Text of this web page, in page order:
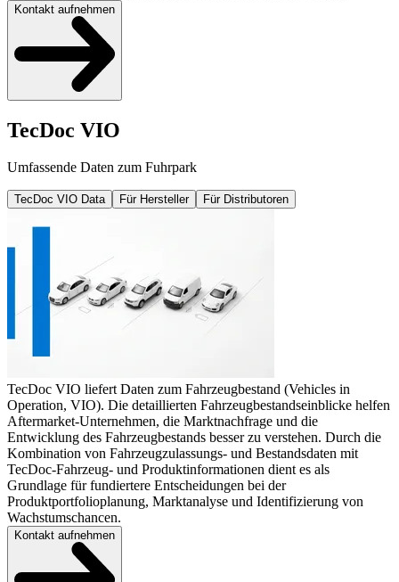
Kontakt aufnehmen
TecDoc VIO
Umfassende Daten zum Fuhrpark
TecDoc VIO Data Für Hersteller Für Distributoren
TecDoc VIO liefert Daten zum Fahrzeugbestand (Vehicles in
Operation, VIO). Die detaillierten Fahrzeugbestandseinblicke helfen
Aftermarket-Unternehmen, die Marktnachfrage und die
Entwicklung des Fahrzeugbestands besser zu verstehen. Durch die
Kombination von Fahrzeugzulassungs- und Bestandsdaten mit
TecDoc-Fahrzeug- und Produktinformationen dient es als
Grundlage für fundiertere Entscheidungen bei der
Produktportfolioplanung, Marktanalyse und Identifizierung von
Wachstumschancen.
Kontakt aufnehmen